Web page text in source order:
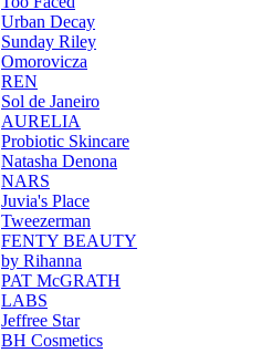
Urban Decay
Sunday Riley
Omorovicza
REN
Sol de Janeiro
AURELIA
Probiotic Skincare
Natasha Denona
NARS
Juvia's Place
Tweezerman
FENTY BEAUTY
by Rihanna
PAT McGRATH
LABS
Jeffree Star
BH Cosmetics